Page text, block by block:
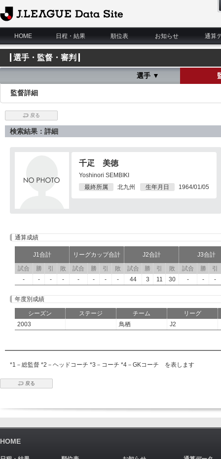
J.League Data Site
HOME
日程・結果 順位表 お知らせ 通算
選手・監督・審判
選手 ▼
監督詳細
戻る
検索結果：詳細
千疋 美徳
Yoshinori SEMBIKI
最終所属
北九州 生年月日 1964/01/05
通算成績
J1合計 リーグカップ合計 J2合計
J3合計
試合
勝 引 敗 試合 勝 引 敗 試合 勝 引 敗 試合 勝
引
-
- - - - - - - 44 3 11 30 - - -
年度別成績
シーズン ステージ チーム
リーグ
2003
鳥栖 J2
*1－総監督 *2－ヘッドコーチ *3－コーチ *4－GKコーチ を表します
戻る
HOME